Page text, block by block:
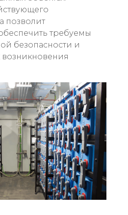
позволит
требуемы
безопасности и